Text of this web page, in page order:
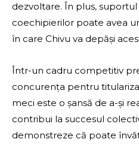
dezvoltare. În plus,
coechipierilor poate avea
în care Chivu va depăși
Într-un cadru competitiv
concurența pentru
meci este o șansă de a-și
contribui la succesul
demonstreze că poate